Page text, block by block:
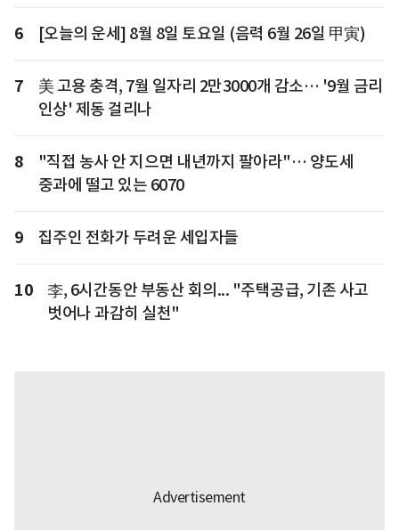
6 [오늘의 운세] 8월 8일 토요일 (음력 6월 26일 甲寅)
7
美 고용 충격, 7월 일자리 2만3000개 감소… '9월 금리
인상' 제동 걸리나
8
"직접 농사 안 지으면 내년까지 팔아라"… 양도세
중과에 떨고 있는 6070
9 집주인 전화가 두려운 세입자들
10
李, 6시간동안 부동산 회의... "주택공급, 기존 사고
벗어나 과감히 실천"